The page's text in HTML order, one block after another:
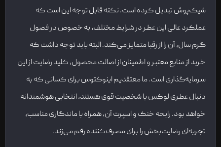
شیک‌پوش تبدیل کرده است. نکته قابل توجه این است که
عملکرد عالی این عطر در شرایط مختلف، به خصوص در فصول
گرم سال، آن را از رقبا متمایز می‌کند. البته باید توجه داشت که
خرید از منابع معتبر و اطمینان از اصالت محصول، کلید رضایت از این
سرمایه‌گذاری است. ما معتقدیم اینوکتوس برای کسانی که به
دنبال عطری لوکس با شخصیت قوی هستند، انتخابی هوشمندانه
خواهد بود. رایحه خنک و اسپرت آن، همراه با ماندگاری مناسب،
تجربه‌ای رضایت‌بخش را برای مصرف‌کننده رقم می‌زند.